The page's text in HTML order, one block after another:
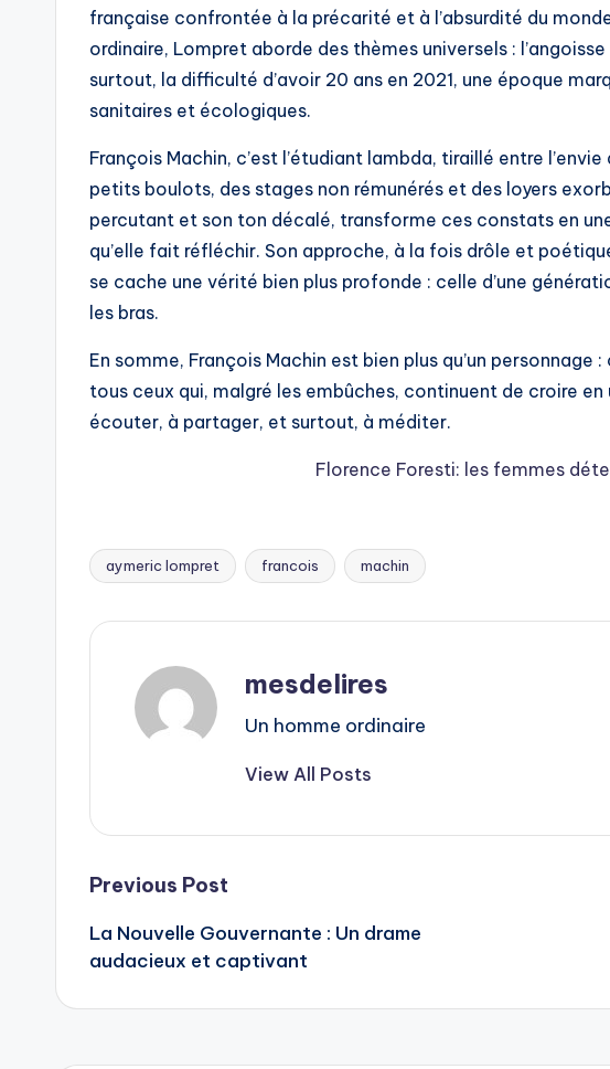
française confrontée à la précarité et à l’absurdité du
ordinaire, Lompret aborde des thèmes universels :
surtout, la difficulté d’avoir 20 ans en 2021, une époque
sanitaires et écologiques.
François Machin, c’est l’étudiant lambda, tiraillé entre
petits boulots, des stages non rémunérés et des loyers
percutant et son ton décalé, transforme ces constats en
qu’elle fait réfléchir. Son approche, à la fois drôle et
se cache une vérité bien plus profonde : celle d’une
les bras.
En somme, François Machin est bien plus qu’un
tous ceux qui, malgré les embûches, continuent de croire en
écouter, à partager, et surtout, à méditer.
Florence Foresti: les femmes
Tags:
aymeric lompret francois machin
mesdelires
Un homme ordinaire
View All Posts
Post
navigation
Previous Post
La Nouvelle Gouvernante : Un drame
audacieux et captivant